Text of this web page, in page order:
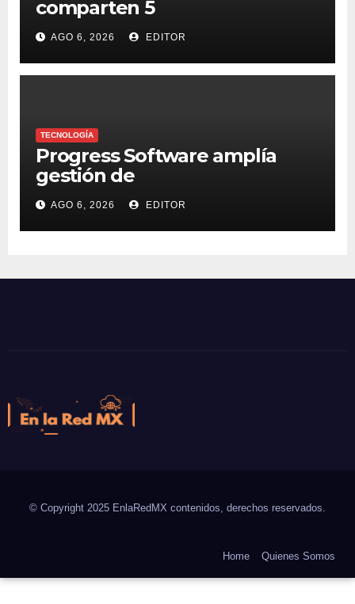
comparten 5
macrotendencias en la
industria del marketing y la
publicidad
AGO 6, 2026 EDITOR
TECNOLOGÍA
Progress Software amplía
gestión de
supercomputadoras de IA
NVIDIA DGX Spark con Chef
AGO 6, 2026 EDITOR
© Copyright 2025 EnlaRedMX contenidos, derechos reservados.
Home Quienes Somos